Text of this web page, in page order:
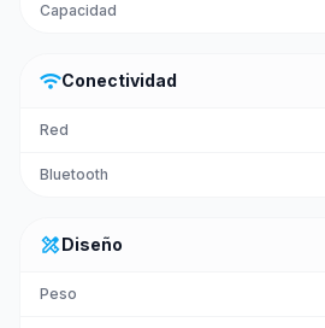
Capacidad
wifiConectividad
Red
Bluetooth
design_servicesDiseño
Peso